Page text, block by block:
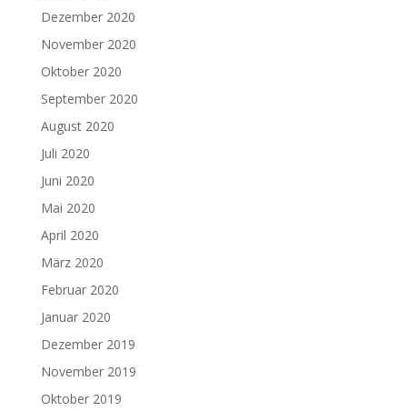
Dezember 2020
November 2020
Oktober 2020
September 2020
August 2020
Juli 2020
Juni 2020
Mai 2020
April 2020
März 2020
Februar 2020
Januar 2020
Dezember 2019
November 2019
Oktober 2019